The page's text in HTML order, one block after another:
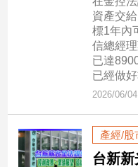
區
資產交
標1年內
信總經
已達
已經做好
2026/06/04
產經/股
台新